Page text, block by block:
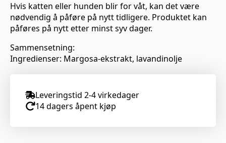
Hvis katten eller hunden blir for våt, kan det være
nødvendig å påføre på nytt tidligere. Produktet kan
påføres på nytt etter minst syv dager.
Sammensetning:
Ingredienser: Margosa-ekstrakt, lavandinolje
Leveringstid 2-4 virkedager
14 dagers åpent kjøp